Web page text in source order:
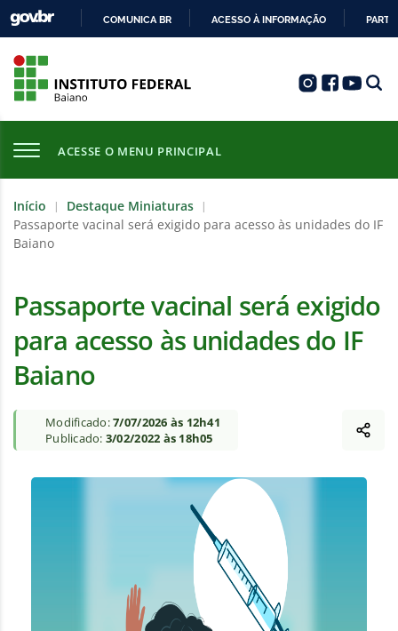
COMUNICA BR ACESSO À INFORMAÇÃO
ACESSE O MENU PRINCIPAL
Início | Destaque Miniaturas |
Passaporte vacinal será exigido para acesso às unidades do IF
Baiano
Passaporte vacinal será exigido
para acesso às unidades do IF
Baiano
Modificado:7/07/2026 às 12h41
Publicado: 3/02/2022 às 18h05